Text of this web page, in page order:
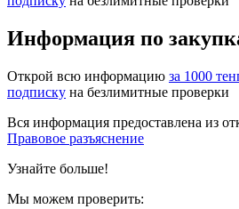
Информация по
Открой всю информацию за 1000
подписку на безлимитные проверки
Вся информация предоставлена из
Правовое разъяснение
Узнайте больше!
Мы можем проверить: